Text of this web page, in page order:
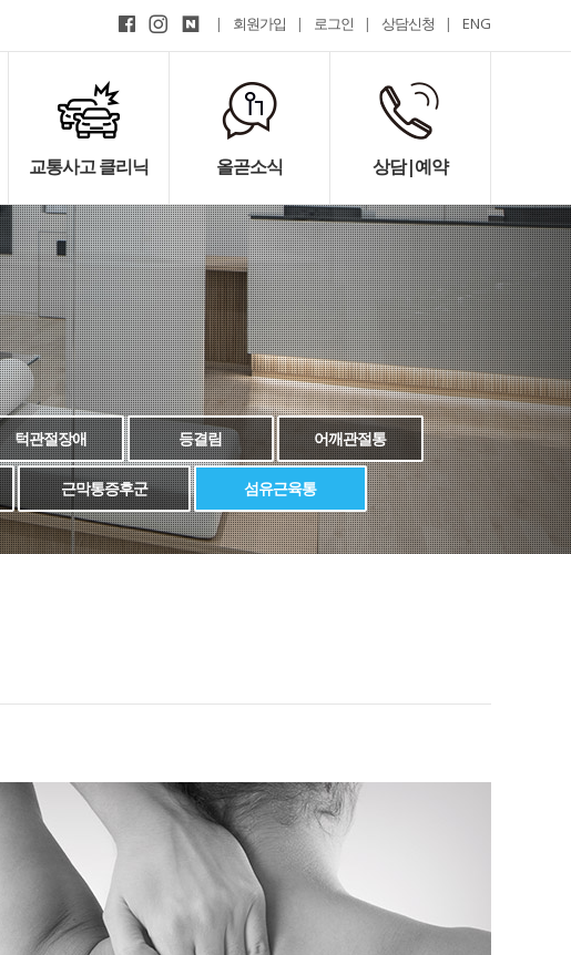
| 회원가입 | 로그인 | 상담신청 | ENG
교통사고 클리닉 올곧소식 상담|예약
턱관절장애 등결림 어깨관절통
근막통증후군 섬유근육통